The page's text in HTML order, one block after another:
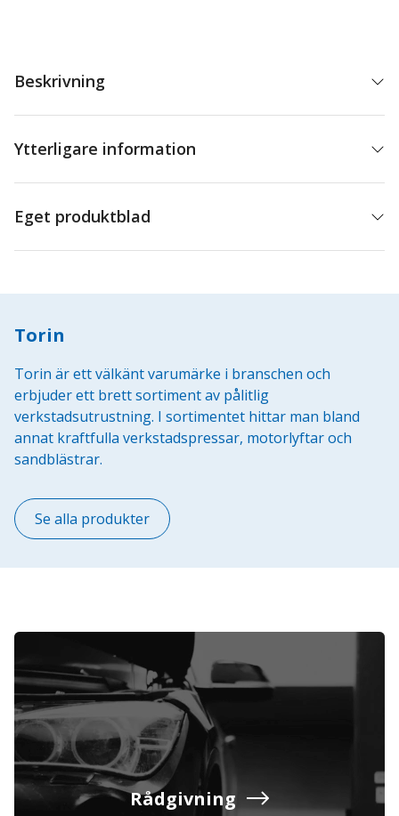
Beskrivning
Ytterligare information
Eget produktblad
Torin
Torin är ett välkänt varumärke i branschen och
erbjuder ett brett sortiment av pålitlig
verkstadsutrustning. I sortimentet hittar man bland
annat kraftfulla verkstadspressar, motorlyftar och
sandblästrar.
Se alla produkter
Rådgivning